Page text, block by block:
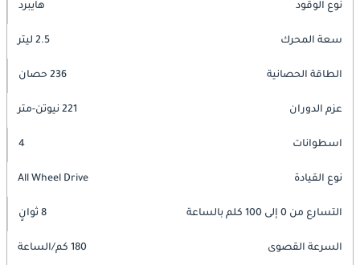
نوع الوقود هايبرد
سعة المحرك 2.5 ليتر
الطاقة الحصانية 236 حصان
عزم الدوران 221 نيوتن-متر
اسطوانات 4
نوع القيادة All Wheel Drive
التسارع من 0 إلى 100 كلم بالساعة 8 ثوانٍ
السرعة القصوى 180 كم/الساعة